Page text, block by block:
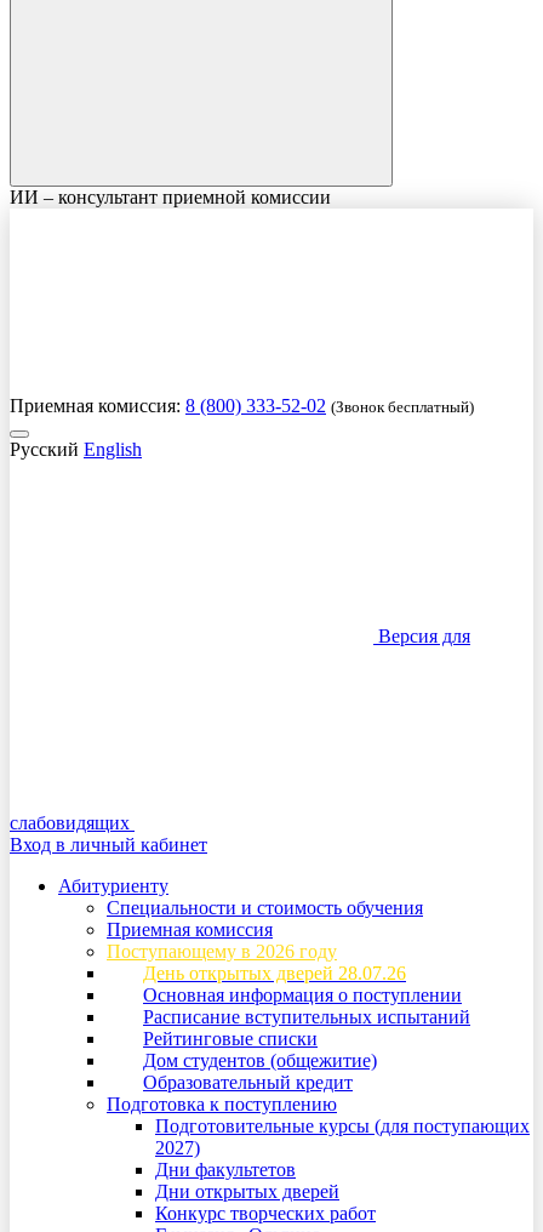
ИИ – консультант приемной комиссии
Приемная комиссия: 8 (800) 333-52-02 (Звонок бесплатный)
Русский English
Версия для
слабовидящих
Вход в личный кабинет
Абитуриенту
Специальности и стоимость обучения
Приемная комиссия
Поступающему в 2026 году
День открытых дверей 28.07.26
Основная информация о поступлении
Расписание вступительных испытаний
Рейтинговые списки
Дом студентов (общежитие)
Образовательный кредит
Подготовка к поступлению
Подготовительные курсы (для поступающих
2027)
Дни факультетов
Дни открытых дверей
Конкурс творческих работ